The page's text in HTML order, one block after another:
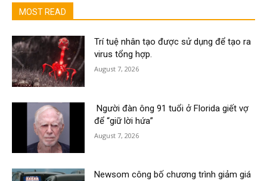
MOST READ
Trí tuệ nhân tạo được sử dụng để tạo ra
virus tổng hợp.
August 7, 2026
Người đàn ông 91 tuổi ở Florida giết vợ
để “giữ lời hứa”
August 7, 2026
Newsom công bố chương trình giảm giá